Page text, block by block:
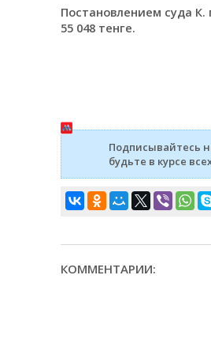
Постановлением суда
55 048 тенге.
Подписывайтесь
будьте в курсе
КОММЕНТАРИИ: